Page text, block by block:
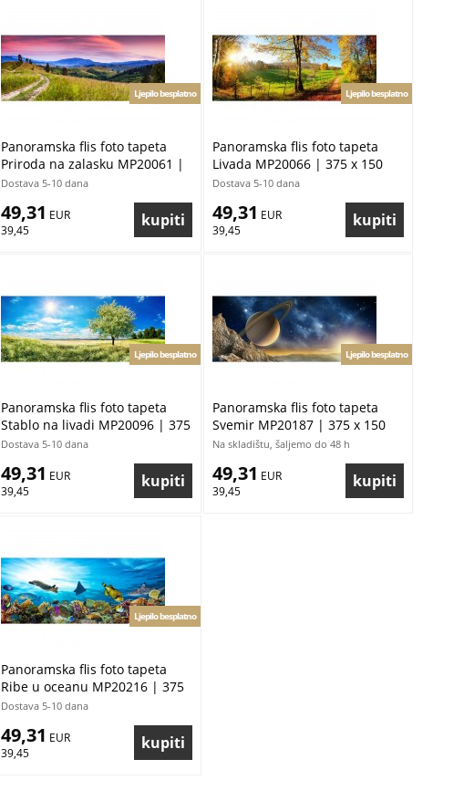
Panoramska flis foto tapeta
Priroda na zalasku MP20061 |
375 x 150 cm
Ljepilo besplatno
Dostava 5-10 dana
49,31 EUR
39,45
Panoramska flis foto tapeta
Livada MP20066 | 375 x 150
cm
Ljepilo besplatno
Dostava 5-10 dana
49,31 EUR
39,45
Panoramska flis foto tapeta
Stablo na livadi MP20096 | 375
x 150 cm
Ljepilo besplatno
Dostava 5-10 dana
49,31 EUR
39,45
Panoramska flis foto tapeta
Svemir MP20187 | 375 x 150
cm
Ljepilo besplatno
Na skladištu, šaljemo do 48 h
49,31 EUR
39,45
Panoramska flis foto tapeta
Ribe u oceanu MP20216 | 375
x 150 cm
Ljepilo besplatno
Dostava 5-10 dana
49,31 EUR
39,45